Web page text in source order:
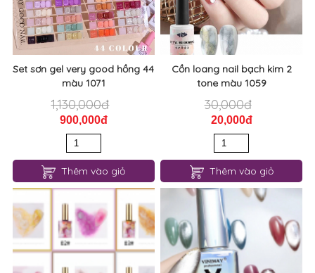
Set sơn gel very good hồng 44
màu 1071
1,130,000đ
900,000đ
Thêm vào giỏ
Cồn loang nail bạch kim 2
tone màu 1059
30,000đ
20,000đ
Thêm vào giỏ